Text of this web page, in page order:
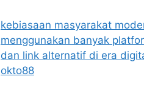
kebiasaan masyarakat
menggunakan banyak
dan link alternatif di era
okto88